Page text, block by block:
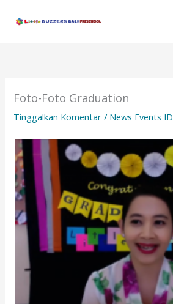
Foto-Foto Graduation
Tinggalkan Komentar / News Events ID